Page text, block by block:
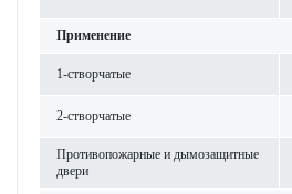
Применение
1-створ­чатые
2-створ­чатые
Против­опожарные и дымозащитные
двери